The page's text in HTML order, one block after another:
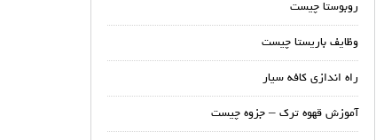
روبوستا چیست
وظایف باریستا چیست
راه اندازی کافه سیار
آموزش قهوه ترک – جزوه چیست